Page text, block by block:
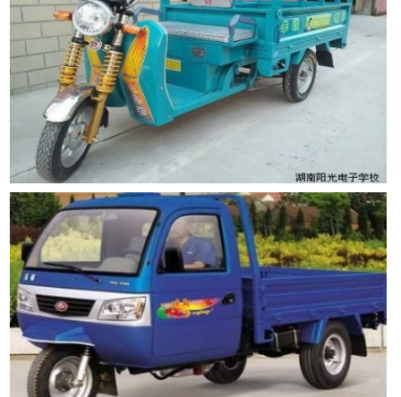
天津的网友正进入本页访问